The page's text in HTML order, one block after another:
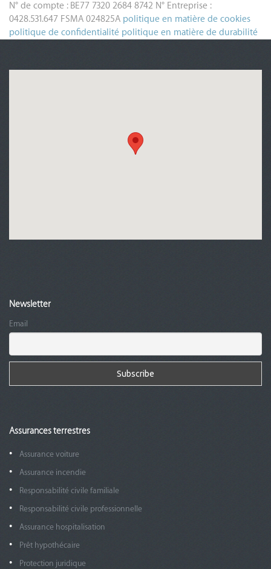
N° de compte : BE77 7320 2684 8742 N° Entreprise :
0428.531.647 FSMA 024825A politique en matière de cookies
politique de confidentialité politique en matière de durabilité
Newsletter
Email
Assurances terrestres
Assurance voiture
Assurance incendie
Responsabilité civile familiale
Responsabilité civile professionnelle
Assurance hospitalisation
Prêt hypothécaire
Protection juridique